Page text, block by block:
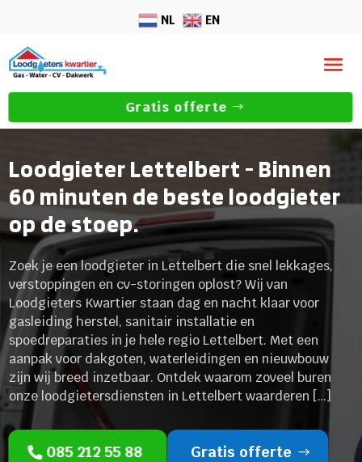
NL EN
Gratis offerte
Loodgieter Lettelbert - Binnen
60 minuten de beste loodgieter
op de stoep.
Zoek je een loodgieter in Lettelbert die snel lekkages,
verstoppingen en cv-storingen oplost? Wij van
Loodgieters Kwartier staan dag en nacht klaar voor
gasleiding herstel, sanitair installatie en
spoedreparaties in je hele regio Lettelbert. Met een
aanpak voor dakgoten, waterleidingen en nieuwbouw
zijn wij breed inzetbaar. Ontdek waarom zoveel buren
onze loodgietersdiensten in Lettelbert waarderen […]
085 212 55 88 Gratis offerte